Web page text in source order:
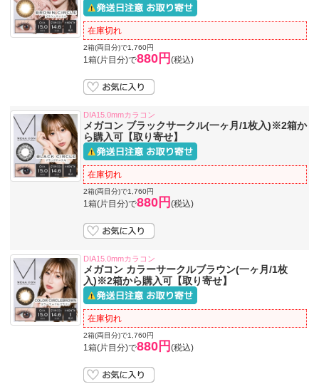
在庫切れ
2箱(両目分)で1,760円
1箱(片目分)で880円 (税込)
DIA15.0mmカラコン
メガコン ブラックサークル(一ヶ月/1枚入)※2箱か
ら購入可【取り寄せ】
在庫切れ
2箱(両目分)で1,760円
1箱(片目分)で880円 (税込)
DIA15.0mmカラコン
メガコン カラーサークルブラウン(一ヶ月/1枚
入)※2箱から購入可【取り寄せ】
在庫切れ
2箱(両目分)で1,760円
1箱(片目分)で880円 (税込)